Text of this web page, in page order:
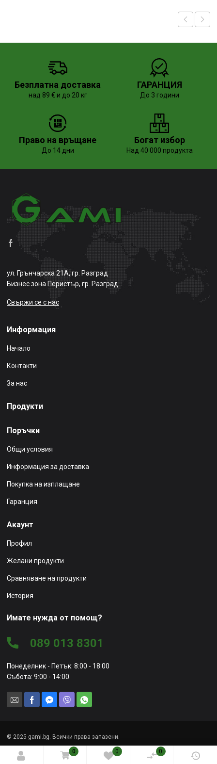
0 0 0
Безплатна доставка
над 89 € и до 20 кг
ГАРАНЦИЯ
До 3 години
Право на връщане
До 14 дни
Богат избор
Над 40 000 продукта
ул. Грънчарска 21А, гр. Разград
Бизнес зона Перистър, гр. Разград
Свържи се с нас
Информация
Начало
Контакти
За нас
Продукти
Поръчки
Общи условия
Информация за доставка
Покупка на изплащане
Гаранция
Акаунт
Профил
Желани продукти
Сравняване на продукти
История
Имате нужда от помощ?
089 013 8301
Понеделник - Петък: 8:00 - 18:00
Събота: 9:00 - 14:00
© 2025 gami.bg. Всички права запазени.
Уеб сайт от Marketing Vision